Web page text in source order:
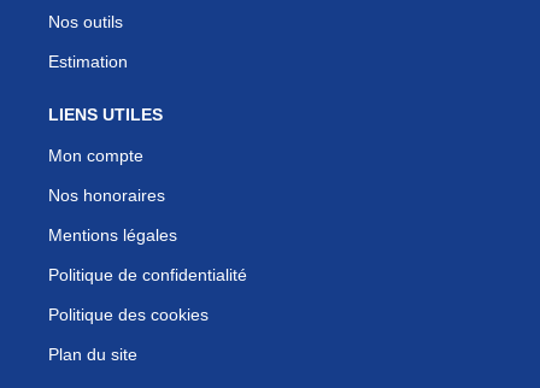
Nos outils
Estimation
LIENS UTILES
Mon compte
Nos honoraires
Mentions légales
Politique de confidentialité
Politique des cookies
Plan du site